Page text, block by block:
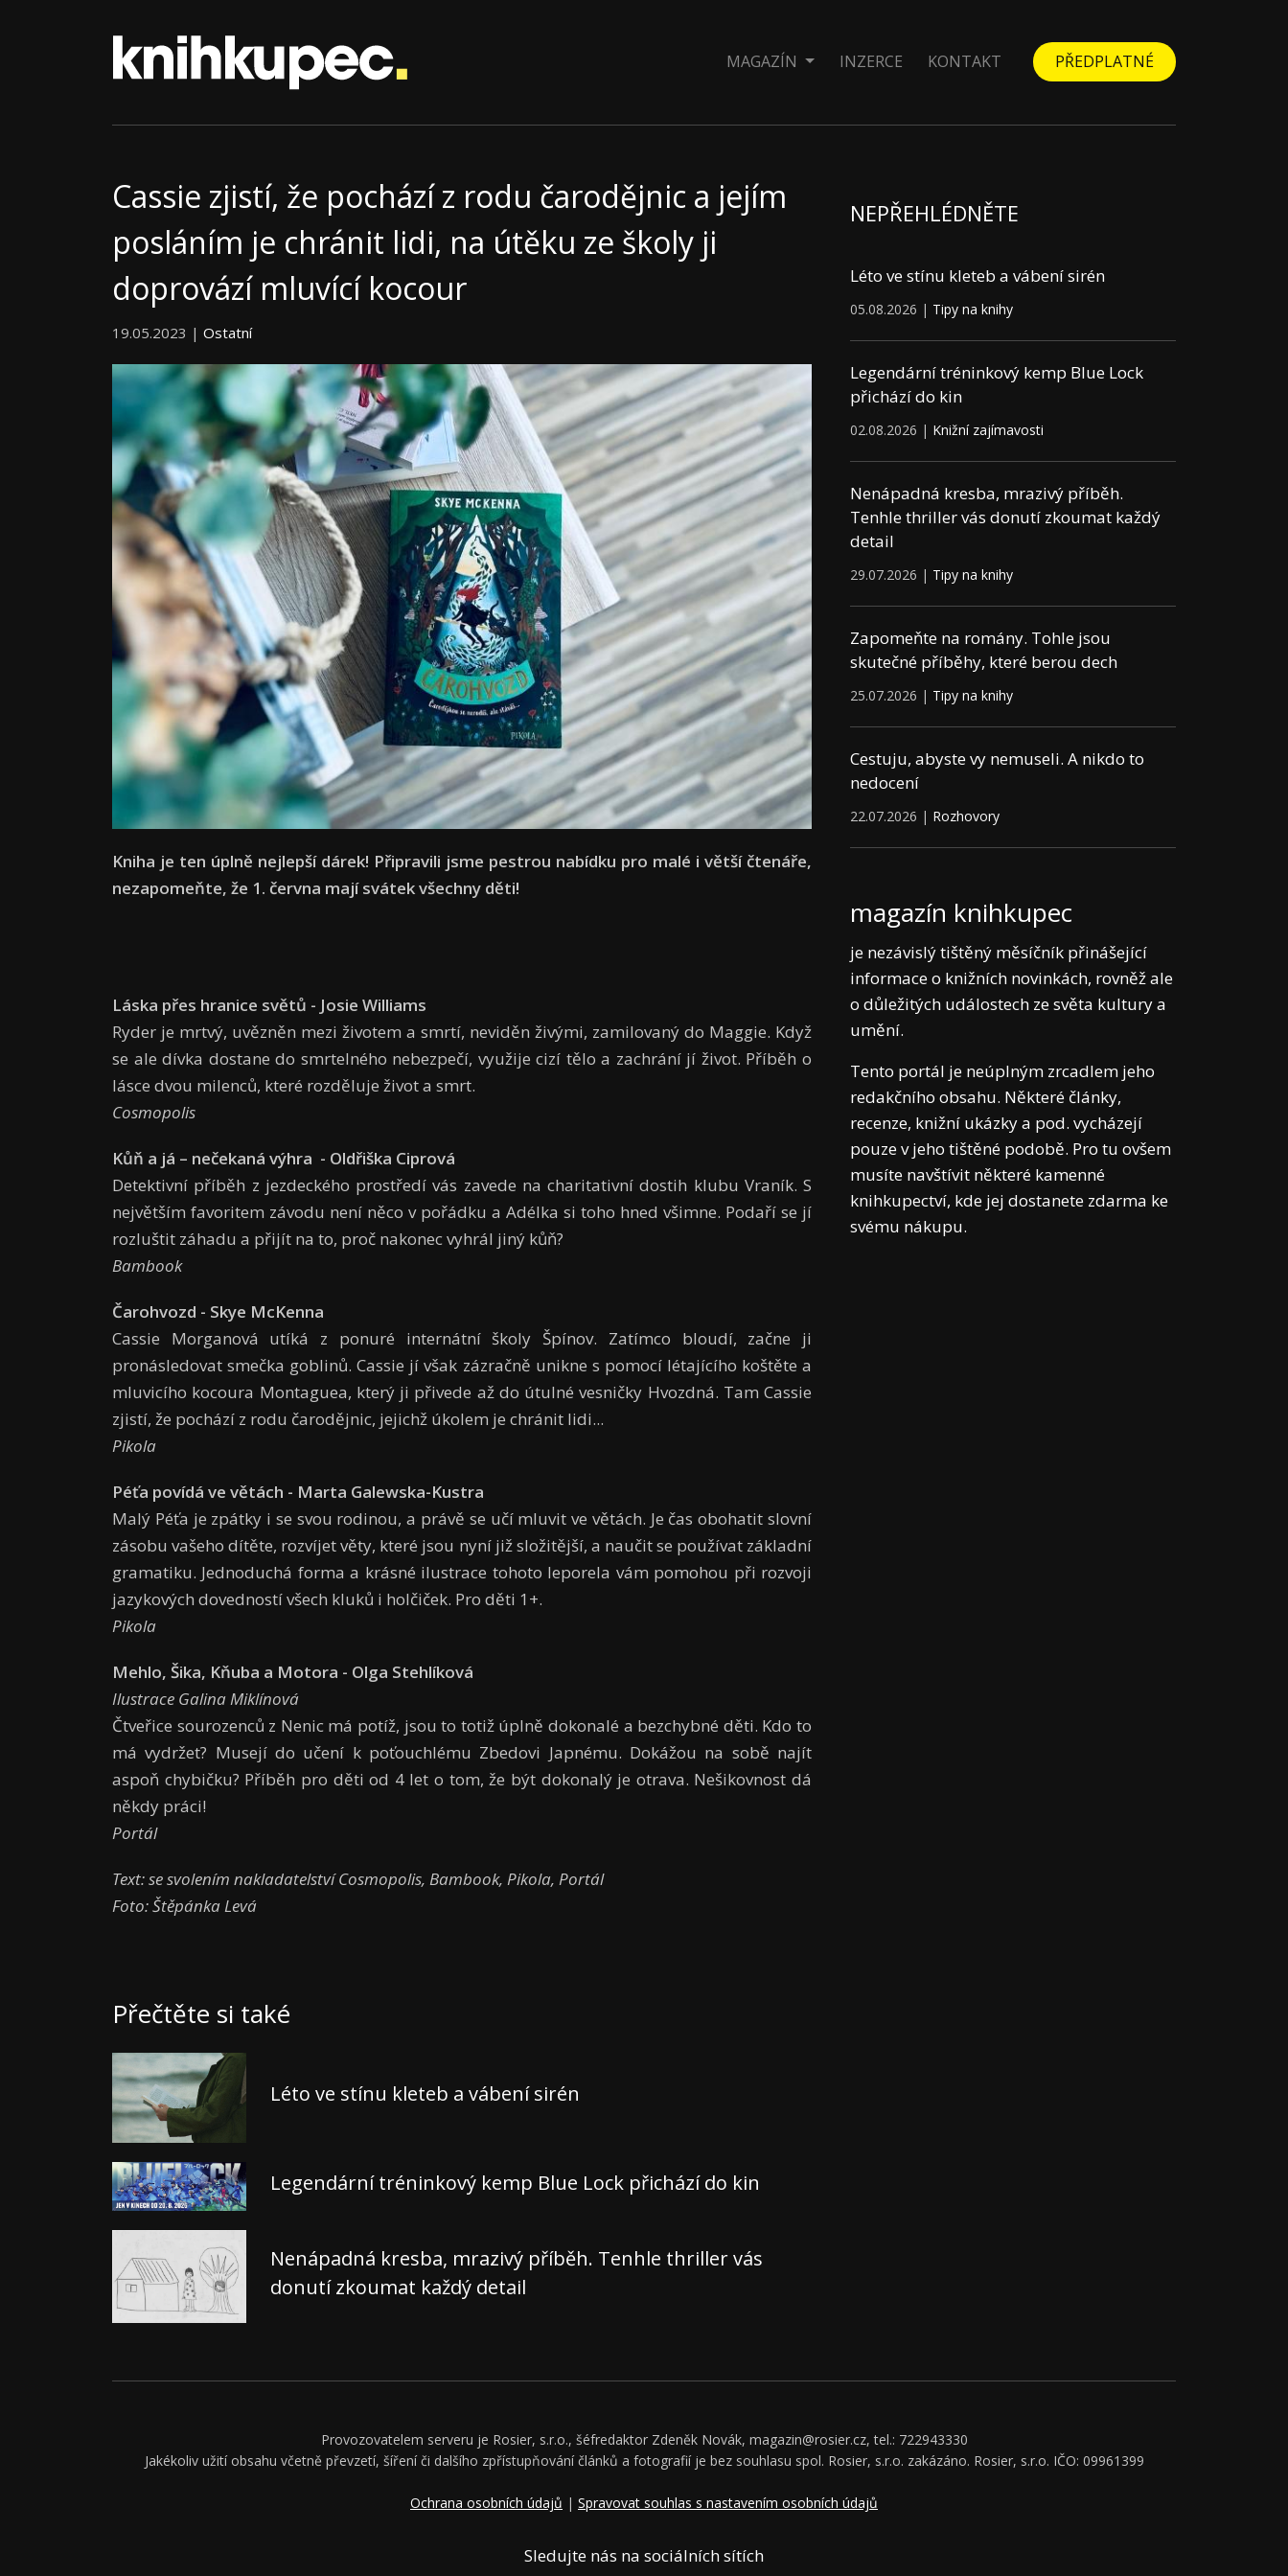
MAGAZÍN INZERCE KONTAKT PŘEDPLATNÉ
Cassie zjistí, že pochází z rodu čarodějnic a jejím
posláním je chránit lidi, na útěku ze školy ji
doprovází mluvící kocour
19.05.2023 | Ostatní
Kniha je ten úplně nejlepší dárek! Připravili jsme pestrou nabídku pro malé i větší čtenáře,
nezapomeňte, že 1. června mají svátek všechny děti!
Láska přes hranice světů - Josie Williams
Ryder je mrtvý, uvězněn mezi životem a smrtí, neviděn živými, zamilovaný do Maggie. Když
se ale dívka dostane do smrtelného nebezpečí, využije cizí tělo a zachrání jí život. Příběh o
lásce dvou milenců, které rozděluje život a smrt.
Cosmopolis
Kůň a já – nečekaná výhra - Oldřiška Ciprová
Detektivní příběh z jezdeckého prostředí vás zavede na charitativní dostih klubu Vraník. S
největším favoritem závodu není něco v pořádku a Adélka si toho hned všimne. Podaří se jí
rozluštit záhadu a přijít na to, proč nakonec vyhrál jiný kůň?
Bambook
Čarohvozd - Skye McKenna
Cassie Morganová utíká z ponuré internátní školy Špínov. Zatímco bloudí, začne ji
pronásledovat smečka goblinů. Cassie jí však zázračně unikne s pomocí létajícího koštěte a
mluvicího kocoura Montaguea, který ji přivede až do útulné vesničky Hvozdná. Tam Cassie
zjistí, že pochází z rodu čarodějnic, jejichž úkolem je chránit lidi...
Pikola
Péťa povídá ve větách - Marta Galewska-Kustra
Malý Péťa je zpátky i se svou rodinou, a právě se učí mluvit ve větách. Je čas obohatit slovní
zásobu vašeho dítěte, rozvíjet věty, které jsou nyní již složitější, a naučit se používat základní
gramatiku. Jednoduchá forma a krásné ilustrace tohoto leporela vám pomohou při rozvoji
jazykových dovedností všech kluků i holčiček. Pro děti 1+.
Pikola
Mehlo, Šika, Kňuba a Motora - Olga Stehlíková
Ilustrace Galina Miklínová
Čtveřice sourozenců z Nenic má potíž, jsou to totiž úplně dokonalé a bezchybné děti. Kdo to
má vydržet? Musejí do učení k poťouchlému Zbedovi Japnému. Dokážou na sobě najít
aspoň chybičku? Příběh pro děti od 4 let o tom, že být dokonalý je otrava. Nešikovnost dá
někdy práci!
Portál
Text: se svolením nakladatelství Cosmopolis, Bambook, Pikola, Portál
Foto: Štěpánka Levá
Přečtěte si také
Léto ve stínu kleteb a vábení sirén
Legendární tréninkový kemp Blue Lock přichází do kin
Nenápadná kresba, mrazivý příběh. Tenhle thriller vás
donutí zkoumat každý detail
NEPŘEHLÉDNĚTE
Léto ve stínu kleteb a vábení sirén
05.08.2026 | Tipy na knihy
Legendární tréninkový kemp Blue Lock
přichází do kin
02.08.2026 | Knižní zajímavosti
Nenápadná kresba, mrazivý příběh.
Tenhle thriller vás donutí zkoumat každý
detail
29.07.2026 | Tipy na knihy
Zapomeňte na romány. Tohle jsou
skutečné příběhy, které berou dech
25.07.2026 | Tipy na knihy
Cestuju, abyste vy nemuseli. A nikdo to
nedocení
22.07.2026 | Rozhovory
magazín knihkupec
je nezávislý tištěný měsíčník přinášející
informace o knižních novinkách, rovněž ale
o důležitých událostech ze světa kultury a
umění.
Tento portál je neúplným zrcadlem jeho
redakčního obsahu. Některé články,
recenze, knižní ukázky a pod. vycházejí
pouze v jeho tištěné podobě. Pro tu ovšem
musíte navštívit některé kamenné
knihkupectví, kde jej dostanete zdarma ke
svému nákupu.
Provozovatelem serveru je Rosier, s.r.o., šéfredaktor Zdeněk Novák, magazin@rosier.cz, tel.: 722943330
Jakékoliv užití obsahu včetně převzetí, šíření či dalšího zpřístupňování článků a fotografií je bez souhlasu spol. Rosier, s.r.o. zakázáno. Rosier, s.r.o. IČO: 09961399
Ochrana osobních údajů | Spravovat souhlas s nastavením osobních údajů
Sledujte nás na sociálních sítích